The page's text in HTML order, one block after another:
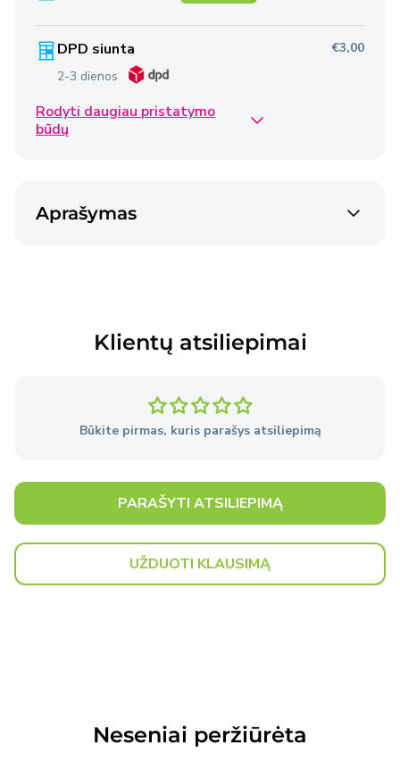
DPD siunta
2-3 dienos
€3,00
Omniva siunta
Venipak siunta
2-3 dienos
Prekės pristatomos per 2–3 darbo dienas nuo
Pardavėjo sandėlyje nėra reikiamų prekių.
Išsami informacijaapie pristatymo sąlygas.
Rodyti daugiau pristatymo
būdų
Aprašymas
Klientų atsiliepimai
Būkite pirmas, kuris parašys atsiliepimą
PARAŠYTI ATSILIEPIMĄ
UŽDUOTI KLAUSIMĄ
Neseniai peržiūrėta